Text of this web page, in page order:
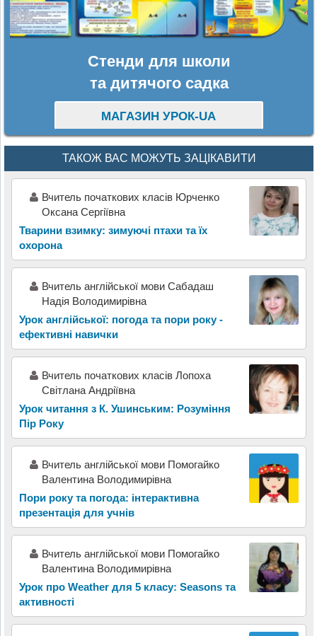
Стенди для школи
та дитячого садка
МАГАЗИН УРОК-UA
ТАКОЖ ВАС МОЖУТЬ ЗАЦІКАВИТИ
Вчитель початкових класів Юрченко
Оксана Сергіївна
Тварини взимку: зимуючі птахи та їх
охорона
Вчитель англійської мови Сабадаш
Надія Володимирівна
Урок англійської: погода та пори року -
ефективні навички
Вчитель початкових класів Лопоха
Світлана Андріївна
Урок читання з К. Ушинським: Розуміння
Пір Року
Вчитель англійської мови Помогайко
Валентина Володимирівна
Пори року та погода: інтерактивна
презентація для учнів
Вчитель англійської мови Помогайко
Валентина Володимирівна
Урок про Weather для 5 класу: Seasons та
активності